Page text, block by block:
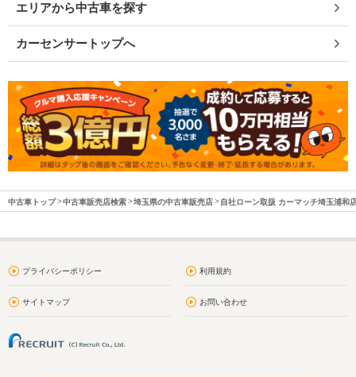
エリアから中古車を探す
カーセンサートップへ
中古車トップ 中古車販売店検索 埼玉県の中古車販売店 自社ローン取扱 カーマッチ埼玉浦和
プライバシーポリシー 利用規約
サイトマップ お問い合わせ